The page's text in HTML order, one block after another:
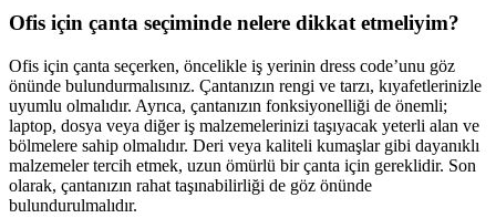
Ofis için çanta seçiminde nelere dikkat etmeliyim?
Ofis için çanta seçerken, öncelikle iş yerinin dress code’unu göz
önünde bulundurmalısınız. Çantanızın rengi ve tarzı, kıyafetlerinizle
uyumlu olmalıdır. Ayrıca, çantanızın fonksiyonelliği de önemli;
laptop, dosya veya diğer iş malzemelerinizi taşıyacak yeterli alan ve
bölmelere sahip olmalıdır. Deri veya kaliteli kumaşlar gibi dayanıklı
malzemeler tercih etmek, uzun ömürlü bir çanta için gereklidir. Son
olarak, çantanızın rahat taşınabilirliği de göz önünde
bulundurulmalıdır.